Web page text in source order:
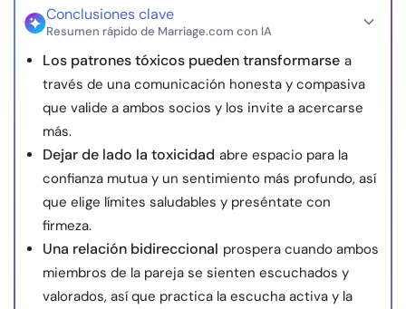
nosotros
© Copyright 2026. Todos los derechos reservados.
Conclusiones clave
Resumen rápido de Marriage.com con IA
Los patrones tóxicos pueden transformarse a
través de una comunicación honesta y compasiva
que valide a ambos socios y los invite a acercarse
más.
Dejar de lado la toxicidad abre espacio para la
confianza mutua y un sentimiento más profundo, así
que elige límites saludables y preséntate con
firmeza.
Una relación bidireccional prospera cuando ambos
miembros de la pareja se sienten escuchados y
valorados, así que practica la escucha activa y la